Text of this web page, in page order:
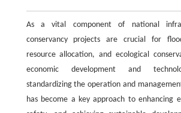
As a vital component of national
conservancy projects are crucial for
resource allocation, and ecological
economic development and
standardizing the operation and
has become a key approach to enhancing